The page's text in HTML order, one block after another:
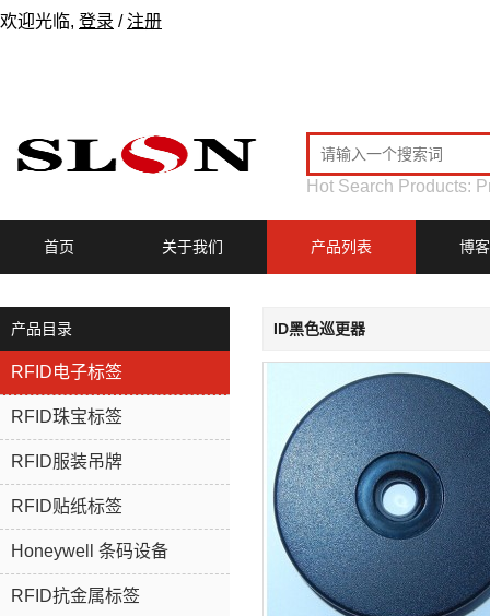
欢迎光临, 登录 / 注册
Hot Search Products:
首页 关于我们 产品列表 博客
产品目录
RFID电子标签
RFID珠宝标签
RFID服装吊牌
RFID贴纸标签
Honeywell 条码设备
RFID抗金属标签
ID黑色巡更器